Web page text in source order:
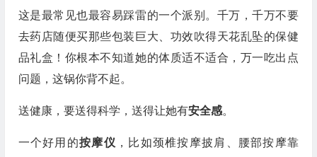
这是最常见也最容易踩雷的一个派别。千万，千万不要
去药店随便买那些包装巨大、功效吹得天花乱坠的保健
品礼盒！你根本不知道她的体质适不适合，万一吃出点
问题，这锅你背不起。
送健康，要送得科学，送得让她有安全感。
一个好用的按摩仪 ，比如颈椎按摩披肩、腰部按摩靠